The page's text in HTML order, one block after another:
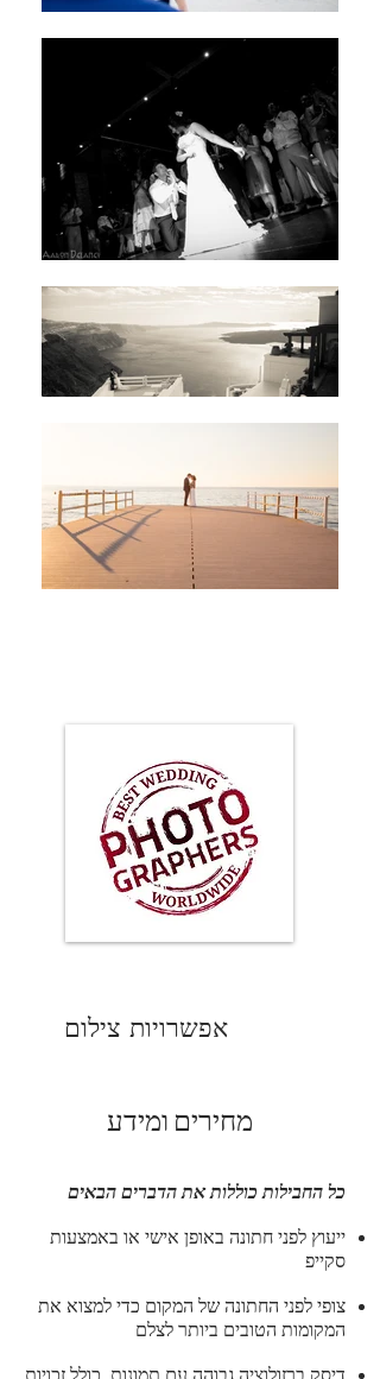
אפשרויות צילום
מחירים ומידע
כל החבילות כוללות את הדברים הבאים
ייעוץ לפני חתונה באופן אישי או באמצעות
סקייפ
צופי לפני החתונה של המקום כדי למצוא את
המקומות הטובים ביותר לצלם